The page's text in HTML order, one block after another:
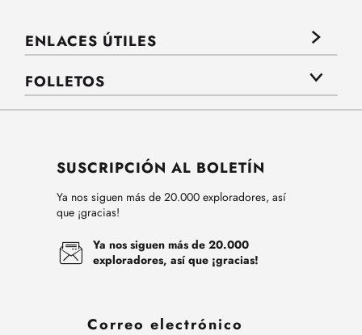
ENLACES ÚTILES
FOLLETOS
SUSCRIPCIÓN AL BOLETÍN
Ya nos siguen más de 20.000 exploradores, así
que ¡gracias!
Ya nos siguen más de 20.000
exploradores, así que ¡gracias!